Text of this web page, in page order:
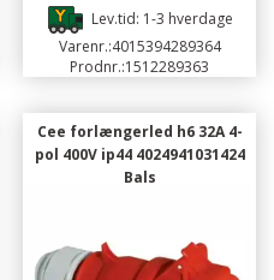
Lev.tid: 1-3 hverdage
Varenr.:4015394289364
Prodnr.:1512289363
Cee forlængerled h6 32A 4-
pol 400V ip44 4024941031424
Bals